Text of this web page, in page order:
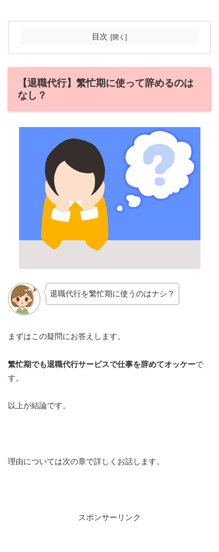
目次
【退職代行】繁忙期に使って辞めるのは
なし？
退職代行を繁忙期に使うのはナシ？
まずはこの疑問にお答えします。
繁忙期でも退職代行サービスで仕事を辞めてオッケーで
す。
以上が結論です。
理由については次の章で詳しくお話します。
スポンサーリンク